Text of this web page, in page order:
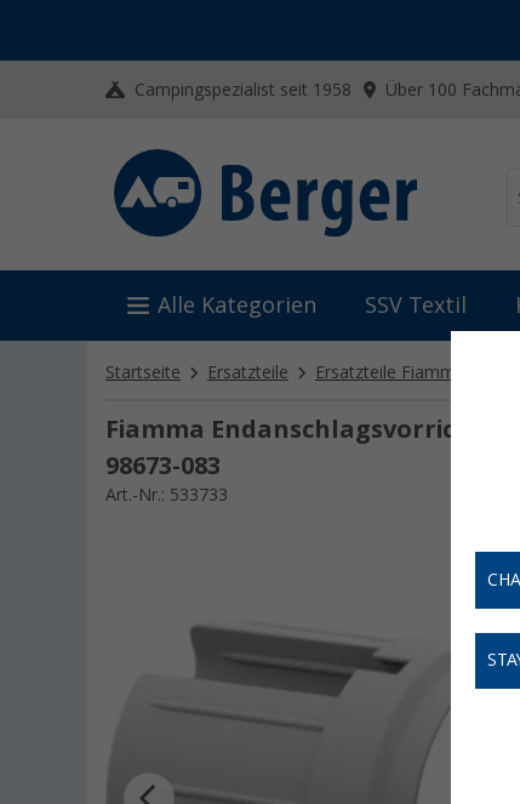
Campingspezialist seit 1958 Über 100
Alle Kategorien SSV Textil
Startseite Ersatzteile Ersatzteile Fiamma
Fiamma
98673-083
Art.-Nr.: 533733